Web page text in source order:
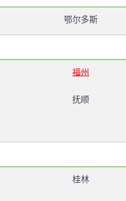
鄂尔多斯
福州
抚顺
桂林